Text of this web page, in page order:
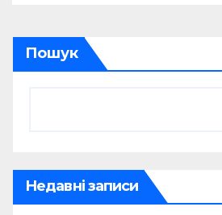
Пошук
Недавні записи